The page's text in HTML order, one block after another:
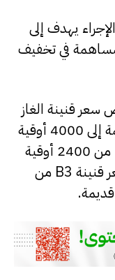
يهدف إلى
في تخفيف
قنينة الغاز
من فئة B12 من 5000 أوقية قديمة إلى 4000 أوقية
قديمة، فيما انخفض سعر قنينة B6 من 2400 أوقية
قديمة إلى 1920 أوقية قديمة، وسعر قنينة B3 من